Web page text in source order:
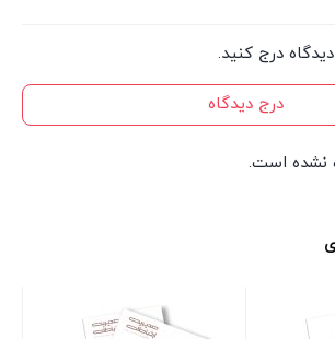
درج کنید.
درج دیدگاه
نشده است.